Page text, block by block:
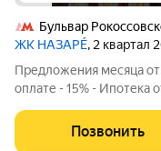
Бульвар
ЖК НАЗАРÉ, 2 квартал
Предложения месяца
оплате - 15% - Ипотека
проживанием на время
комнатная квартира.
Позвонить